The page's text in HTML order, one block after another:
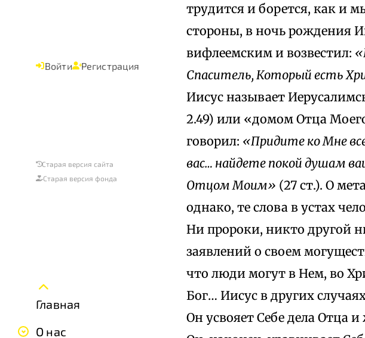
Войти Регистрация
Старая версия сайта
Старая версия фонда
Главная
О нас
трудится и борется, как и
стороны, в ночь рождения
вифлеемским и возвестил:
Спаситель, Который есть
Иисус называет
2.49) или «домом Отца
говорил: «Придите ко Мне
вас… найдете покой душам
Отцом Моим» (27 ст.). О
однако, те слова в устах
Ни пророки, никто другой
заявлений о своем
что люди могут в Нем, во
Бог… Иисус в других
Он усвояет Себе дела Отца